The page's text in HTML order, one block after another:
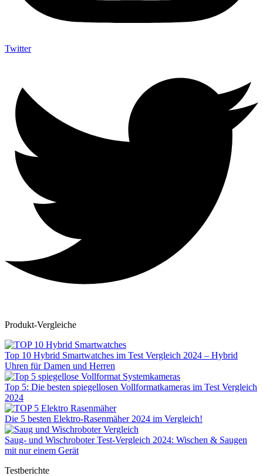
Twitter
Produkt-Vergleiche
Top 10 Hybrid Smartwatches im Test Vergleich 2024 – Hybrid
Uhren für Damen und Herren
Top 5: Die besten spiegellosen Vollformatkameras im Test Vergleich
2024
Die 5 besten Elektro-Rasenmäher 2024 im Vergleich!
Saug- und Wischroboter Test-Vergleich 2024: Wischen & Saugen
mit nur einem Gerät
Testberichte